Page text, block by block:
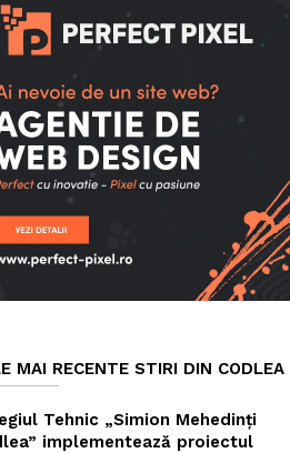
MAI RECENTE STIRI DIN CODLEA
Tehnic „Simion Mehedinți
implementează proiectul